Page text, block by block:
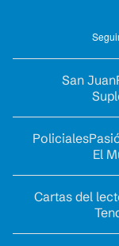
San Juan
Policiales
El
Cartas del